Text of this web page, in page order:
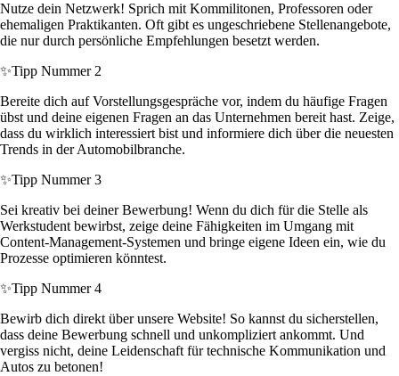
Nutze dein Netzwerk! Sprich mit Kommilitonen, Professoren oder
ehemaligen Praktikanten. Oft gibt es ungeschriebene Stellenangebote,
die nur durch persönliche Empfehlungen besetzt werden.
✨Tipp Nummer 2
Bereite dich auf Vorstellungsgespräche vor, indem du häufige Fragen
übst und deine eigenen Fragen an das Unternehmen bereit hast. Zeige,
dass du wirklich interessiert bist und informiere dich über die neuesten
Trends in der Automobilbranche.
✨Tipp Nummer 3
Sei kreativ bei deiner Bewerbung! Wenn du dich für die Stelle als
Werkstudent bewirbst, zeige deine Fähigkeiten im Umgang mit
Content-Management-Systemen und bringe eigene Ideen ein, wie du
Prozesse optimieren könntest.
✨Tipp Nummer 4
Bewirb dich direkt über unsere Website! So kannst du sicherstellen,
dass deine Bewerbung schnell und unkompliziert ankommt. Und
vergiss nicht, deine Leidenschaft für technische Kommunikation und
Autos zu betonen!